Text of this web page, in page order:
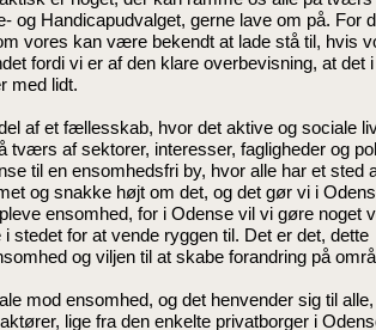
Handicapudvalget, gerne lave om på. For
vores kan være bekendt at lade stå til, hvis
fordi vi er af den klare overbevisning, at det
med lidt.
af et fællesskab, hvor det aktive og sociale
af sektorer, interesser, fagligheder og
til en ensomhedsfri by, hvor alle har et sted
og snakke højt om det, og det gør vi i
ensomhed, for i Odense vil vi gøre noget
for at vende ryggen til. Det er det, dette
og viljen til at skabe forandring på
mod ensomhed, og det henvender sig til
lige fra den enkelte privatborger i